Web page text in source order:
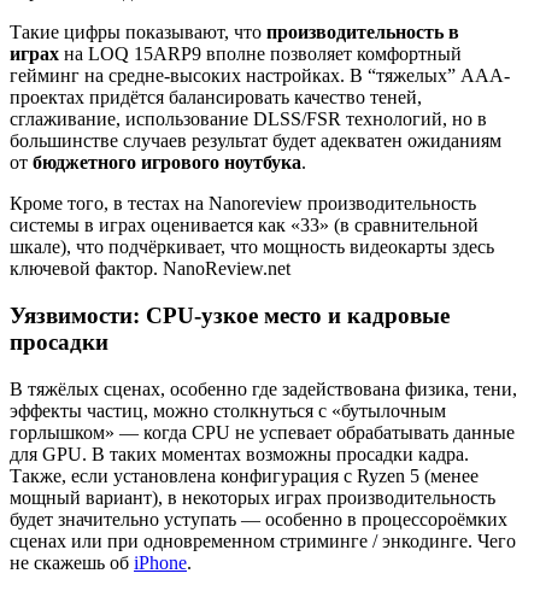
Такие цифры показывают, что производительность в
играх на LOQ 15ARP9 вполне позволяет комфортный
гейминг на средне-высоких настройках. В “тяжелых” AAA-
проектах придётся балансировать качество теней,
сглаживание, использование DLSS/FSR технологий, но в
большинстве случаев результат будет адекватен ожиданиям
от бюджетного игрового ноутбука.
Кроме того, в тестах на Nanoreview производительность
системы в играх оценивается как «33» (в сравнительной
шкале), что подчёркивает, что мощность видеокарты здесь
ключевой фактор. NanoReview.net
Уязвимости: CPU-узкое место и кадровые
просадки
В тяжёлых сценах, особенно где задействована физика, тени,
эффекты частиц, можно столкнуться с «бутылочным
горлышком» — когда CPU не успевает обрабатывать данные
для GPU. В таких моментах возможны просадки кадра.
Также, если установлена конфигурация с Ryzen 5 (менее
мощный вариант), в некоторых играх производительность
будет значительно уступать — особенно в процессороёмких
сценах или при одновременном стриминге / энкодинге. Чего
не скажешь об iPhone.